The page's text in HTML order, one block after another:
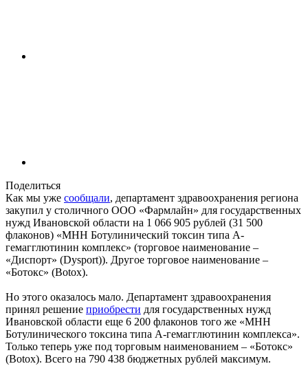
Поделиться
Как мы уже сообщали, департамент здравоохранения региона
закупил у столичного ООО «Фармлайн» для государственных
нужд Ивановской области на 1 066 905 рублей (31 500
флаконов) «МНН Ботулинический токсин типа A-
гемагглютинин комплекс» (торговое наименование –
«Диспорт» (Dysport)). Другое торговое наименование –
«Ботокс» (Botox).
Но этого оказалось мало. Департамент здравоохранения
принял решение приобрести для государственных нужд
Ивановской области еще 6 200 флаконов того же «МНН
Ботулинического токсина типа A-гемагглютинин комплекса».
Только теперь уже под торговым наименованием – «Ботокс»
(Botox). Всего на 790 438 бюджетных рублей максимум.